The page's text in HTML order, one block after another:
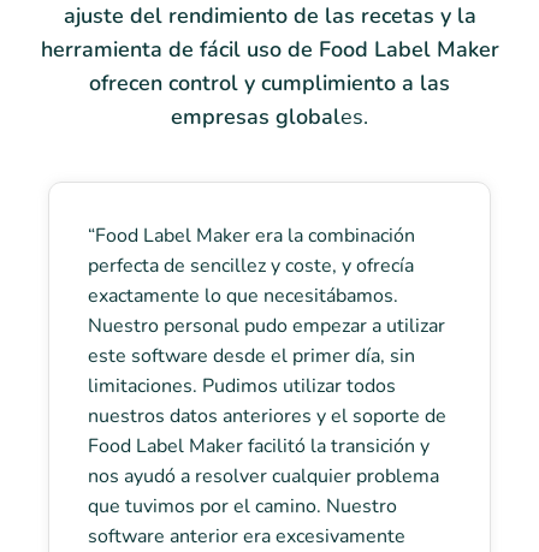
ajuste del rendimiento de las recetas y la
herramienta de fácil uso de Food Label Maker
ofrecen control y cumplimiento a las
empresas globales.
“Food Label Maker era la combinación
perfecta de sencillez y coste, y ofrecía
exactamente lo que necesitábamos.
Nuestro personal pudo empezar a utilizar
este software desde el primer día, sin
limitaciones. Pudimos utilizar todos
nuestros datos anteriores y el soporte de
Food Label Maker facilitó la transición y
nos ayudó a resolver cualquier problema
que tuvimos por el camino. Nuestro
software anterior era excesivamente